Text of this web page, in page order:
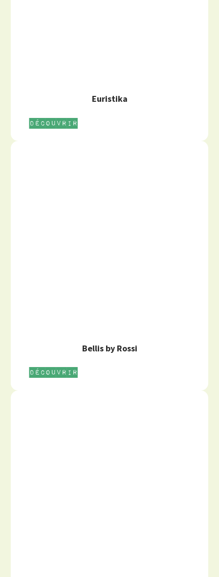
Euristika
Découvrir
Bellis by Rossi
Découvrir